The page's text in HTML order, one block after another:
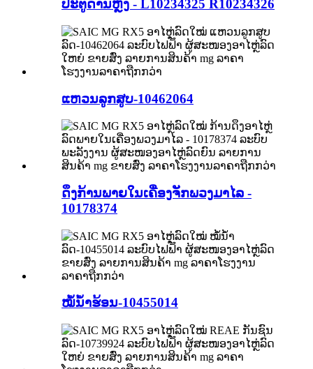
ປະຕູດ້ານຫຼັງ - L10234325 R10234326
ແຫວນລູກສູບ-10462064
ດຶງກ້ານພາຍໃນເຄື່ອງຈັກພວງມາໄລ -
10178374
ໝໍ້ນ້ຳຮ້ອນ-10455014